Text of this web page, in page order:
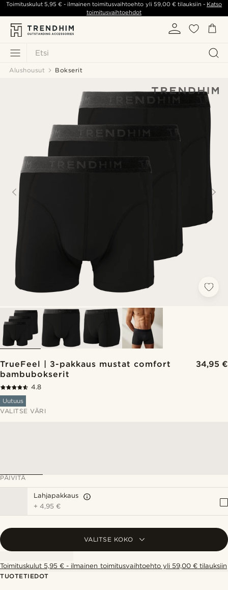
Etsi
Toimituskulut5,95 € - ilmainen toimitusvaihtoehto yli 59,00 €tilauksiin - Katso
toimitusvaihtoehdot
Alushousut Bokserit
TrueFeel | 3-pakkaus mustat comfort
bambubokserit
34,95 €
4.8
Uutuus
VALITSE VÄRI
PÄIVITÄ
Lahjapakkaus
+4,95 €
VALITSE KOKO
Toimituskulut 5,95 € - ilmainen toimitusvaihtoehto yli 59,00 € tilauksiin
TUOTETIEDOT